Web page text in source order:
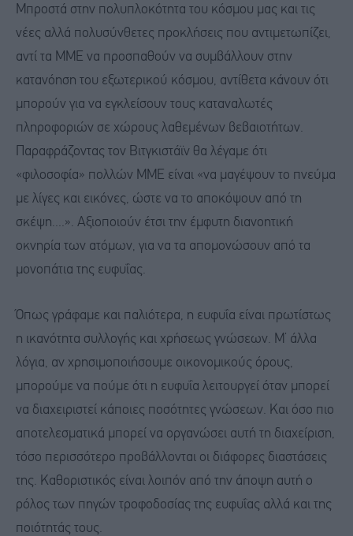
Μπροστά στην πολυπλοκότητα του κόσμου μας και τις
νέες αλλά πολυσύνθετες προκλήσεις που αντιμετωπίζει,
αντί τα ΜΜΕ να προσπαθούν να συμβάλλουν στην
κατανόηση του εξωτερικού κόσμου, αντίθετα κάνουν ότι
μπορούν για να εγκλείσουν τους καταναλωτές
πληροφοριών σε χώρους λαθεμένων βεβαιοτήτων.
Παραφράζοντας τον Βιτγκιστάϊν θα λέγαμε ότι
«φιλοσοφία» πολλών ΜΜΕ είναι «να μαγέψουν το πνεύμα
με λίγες και εικόνες, ώστε να το αποκόψουν από τη
σκέψη....». Αξιοποιούν έτσι την έμφυτη διανοητική
οκνηρία των ατόμων, για να τα απομονώσουν από τα
μονοπάτια της ευφυΐας.
Όπως γράφαμε και παλιότερα, η ευφυΐα είναι πρωτίστως
η ικανότητα συλλογής και χρήσεως γνώσεων. Μ’ άλλα
λόγια, αν χρησιμοποιήσουμε οικονομικούς όρους,
μπορούμε να πούμε ότι η ευφυΐα λειτουργεί όταν μπορεί
να διαχειριστεί κάποιες ποσότητες γνώσεων. Και όσο πιο
αποτελεσματικά μπορεί να οργανώσει αυτή τη διαχείριση,
τόσο περισσότερο προβάλλονται οι διάφορες διαστάσεις
της. Καθοριστικός είναι λοιπόν από την άποψη αυτή ο
ρόλος των πηγών τροφοδοσίας της ευφυΐας αλλά και της
ποιότητάς τους.